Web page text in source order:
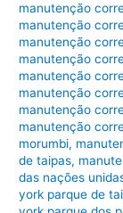
manutenção
manutenção
manutenção
manutenção
manutenção
manutenção
manutenção
manutenção
morumbi,
de taipas,
das nações
york parque de